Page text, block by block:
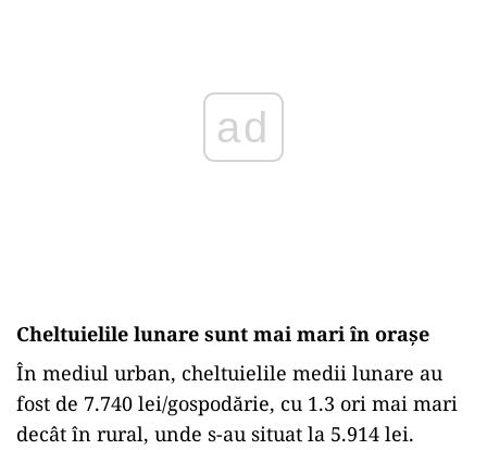
ad
Cheltuielile lunare sunt mai mari în orașe
În mediul urban, cheltuielile medii lunare au
fost de 7.740 lei/gospodărie, cu 1.3 ori mai mari
decât în rural, unde s-au situat la 5.914 lei.